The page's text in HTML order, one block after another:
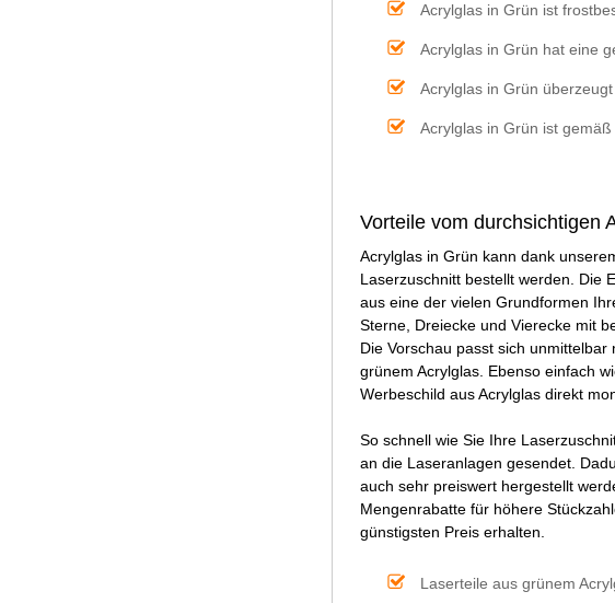
Acrylglas in Grün ist
Acrylglas in Grün hat eine
Acrylglas in Grün
Acrylglas in Grün ist
Vorteile vom durchsichtigen
Acrylglas in Grün kann dank
Laserzuschnitt bestellt werden. Die
aus eine der vielen Grundformen
Sterne, Dreiecke und Vierecke mit
Die Vorschau passt sich
grünem Acrylglas. Ebenso einfach
Werbeschild aus Acrylglas direkt
So schnell wie Sie Ihre
an die Laseranlagen gesendet.
auch sehr preiswert hergestellt
Mengenrabatte für höhere
günstigsten Preis erhalten.
Laserteile aus grünem